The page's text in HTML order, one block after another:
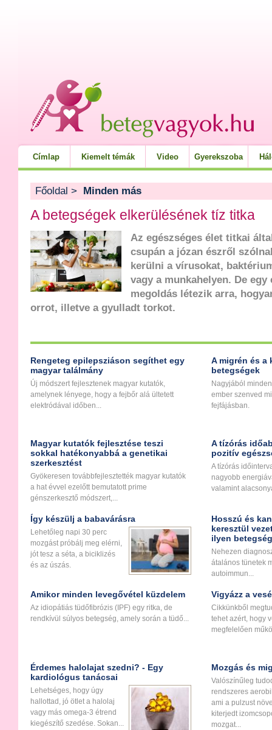
Címlap Kiemelt témák Video Gyerekszoba
Főoldal > Minden más
A betegségek elkerülésének tíz titka
Az egészséges élet titkai
csupán a józan észről
kerülni a vírusokat,
vagy a munkahelyen. De
megoldás létezik arra,
orrot, illetve a gyulladt torkot.
Rengeteg epilepsziáson segíthet egy
magyar találmány
Új módszert fejlesztenek magyar kutatók,
amelynek lényege, hogy a fejbőr alá ültetett
elektródával időben...
A migrén és a
betegségek
Nagyjából
ember szenved
fejfájásban.
Magyar kutatók fejlesztése teszi
sokkal hatékonyabbá a genetikai
szerkesztést
Gyökeresen továbbfejlesztették magyar kutatók
a hat évvel ezelőtt bemutatott prime
génszerkesztő módszert,...
A tízórás
pozitív
A tízórás
nagyobb
valamint
Így készülj a babavárásra
Lehetőleg napi 30 perc
mozgást próbálj meg elérni,
jót tesz a séta, a biciklizés
és az úszás.
Hosszú és
keresztül
ilyen
Nehezen
átalános tünetek
autoimmun...
Amikor minden levegővétel küzdelem
Az idiopátiás tüdőfibrózis (IPF) egy ritka, de
rendkívül súlyos betegség, amely során a tüdő...
Vigyázz a
Cikkünkből
tehet azért, hogy
megfelelően
Érdemes halolajat szedni? - Egy
kardiológus tanácsai
Lehetséges, hogy úgy
hallottad, jó ötlet a halolaj
vagy más omega-3 étrend
kiegészítő szedése. Sokan...
Mozgás és
Valószínűleg
rendszeres
ami a pulzust
kiterjedt
mozgat...